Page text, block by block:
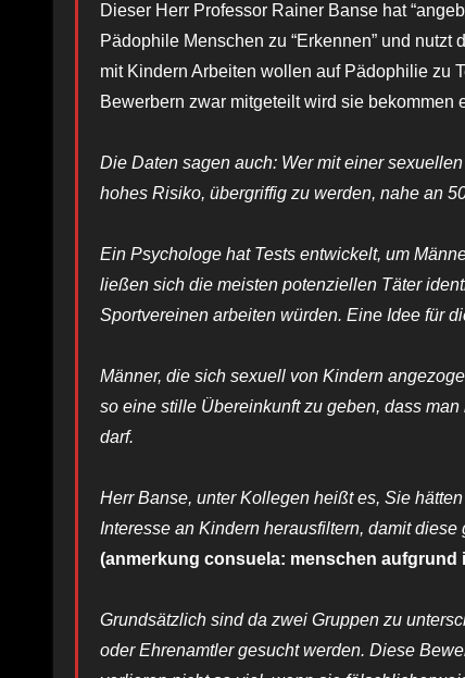
Dieser Herr Professor Rainer Banse hat
Pädophile Menschen zu “Erkennen” und
mit Kindern Arbeiten wollen auf Pädophilie zu
Bewerbern zwar mitgeteilt wird sie
Die Daten sagen auch: Wer mit einer
hohes Risiko, übergriffig zu werden, nahe an
Ein Psychologe hat Tests entwickelt, um
ließen sich die meisten potenziellen Täter
Sportvereinen arbeiten würden. Eine Idee für
Männer, die sich sexuell von Kindern
so eine stille Übereinkunft zu geben, dass
darf.
Herr Banse, unter Kollegen heißt es, Sie
Interesse an Kindern herausfiltern, damit
(anmerkung consuela: menschen
Grundsätzlich sind da zwei Gruppen zu
oder Ehrenamtler gesucht werden. Diese